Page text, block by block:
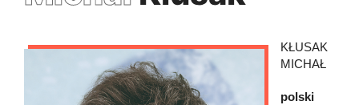
KŁUSAK
MICHAŁ
polski